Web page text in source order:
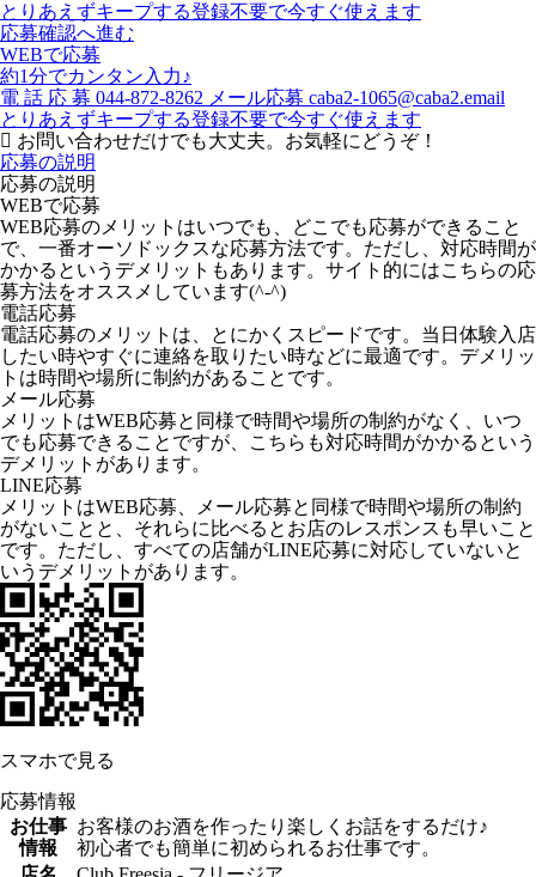
とりあえずキープする登録不要で今すぐ使えます
応募確認へ進む
WEBで応募
約1分でカンタン入力♪
電 話 応 募 044-872-8262 メール応募 caba2-1065@caba2.email
とりあえずキープする登録不要で今すぐ使えます
お問い合わせだけでも大丈夫。お気軽にどうぞ！
応募の説明
応募の説明
WEBで応募
WEB応募のメリットはいつでも、どこでも応募ができること
で、一番オーソドックスな応募方法です。ただし、対応時間が
かかるというデメリットもあります。サイト的にはこちらの応
募方法をオススメしています(^-^)
電話応募
電話応募のメリットは、とにかくスピードです。当日体験入店
したい時やすぐに連絡を取りたい時などに最適です。デメリッ
トは時間や場所に制約があることです。
メール応募
メリットはWEB応募と同様で時間や場所の制約がなく、いつ
でも応募できることですが、こちらも対応時間がかかるという
デメリットがあります。
LINE応募
メリットはWEB応募、メール応募と同様で時間や場所の制約
がないことと、それらに比べるとお店のレスポンスも早いこと
です。ただし、すべての店舗がLINE応募に対応していないと
いうデメリットがあります。
スマホで見る
応募情報
お仕事
情報
お客様のお酒を作ったり楽しくお話をするだけ♪
初心者でも簡単に初められるお仕事です。